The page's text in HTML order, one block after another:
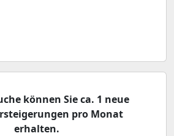
können Sie ca. 1 neue
pro Monat
erhalten.